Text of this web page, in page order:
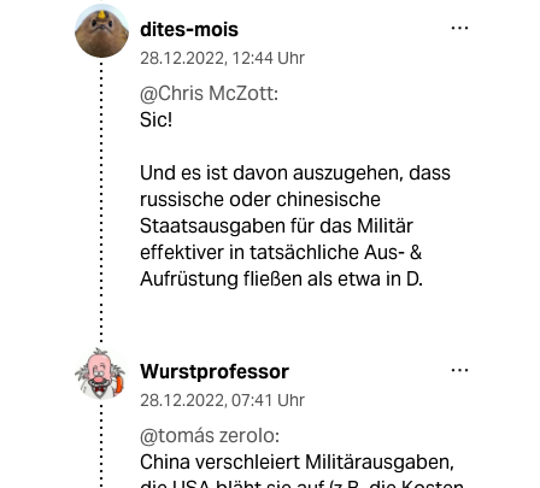
dites-mois
28.12.2022, 12:44 Uhr
@Chris McZott:
Sic!
Und es ist davon auszugehen, dass
russische oder chinesische
Staatsausgaben für das Militär
effektiver in tatsächliche Aus- &
Aufrüstung fließen als etwa in D.
Wurstprofessor
28.12.2022, 07:41 Uhr
@tomás zerolo:
China verschleiert Militärausgaben,